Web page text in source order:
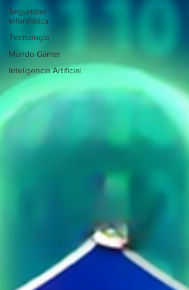
Seguridad
Informática
Tecnología
Mundo Gamer
Inteligencia Artificial